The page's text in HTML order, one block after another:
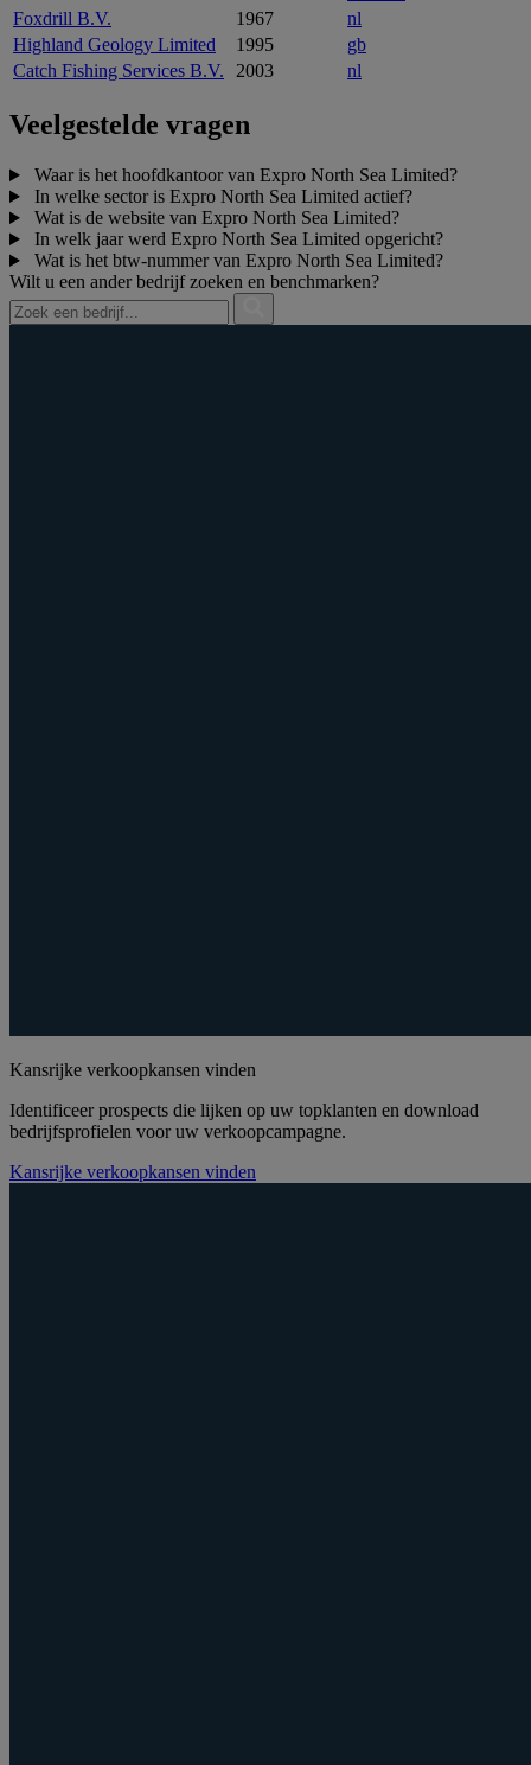
Foxdrill B.V.
1967
nl
Highland Geology Limited
1995
gb
Catch Fishing Services B.V.
2003 nl
Veelgestelde vragen
Waar is het hoofdkantoor van Expro North Sea Limited?
In welke sector is Expro North Sea Limited actief?
Wat is de website van Expro North Sea Limited?
In welk jaar werd Expro North Sea Limited opgericht?
Wat is het btw‑nummer van Expro North Sea Limited?
Wilt u een ander bedrijf zoeken en benchmarken?
Kansrijke verkoopkansen vinden
Identificeer prospects die lijken op uw topklanten en download
bedrijfsprofielen voor uw verkoopcampagne.
Kansrijke verkoopkansen vinden